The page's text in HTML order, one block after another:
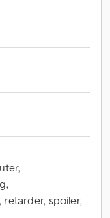
retarder, spoiler,